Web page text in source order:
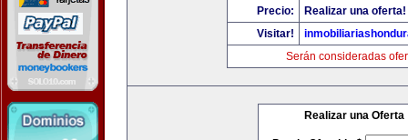
Precio:
Realizar una oferta!
Visitar!
Serán consideradas
Realizar una Oferta